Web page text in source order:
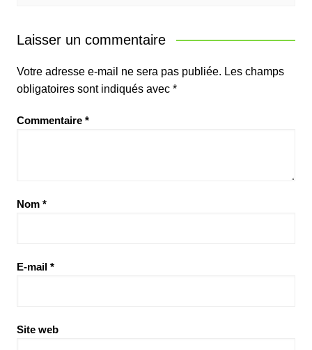
Laisser un commentaire
Votre adresse e-mail ne sera pas publiée. Les champs
obligatoires sont indiqués avec *
Commentaire *
Nom *
E-mail *
Site web